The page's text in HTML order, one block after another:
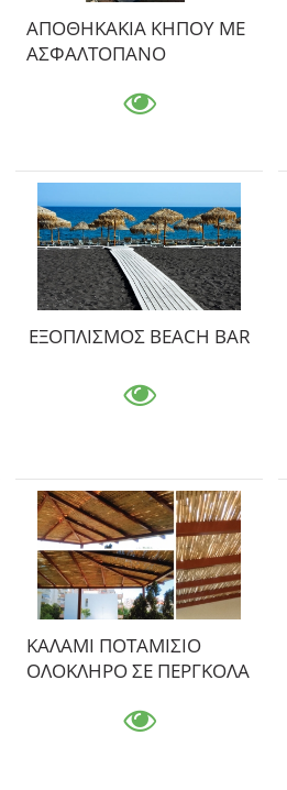
ΑΠΟΘΗΚΑΚΙΑ ΚΗΠΟΥ ΜΕ
ΑΣΦΑΛΤΟΠΑΝΟ
ΕΞΟΠΛΙΣΜΟΣ BEACH BAR
ΚΑΛΑΜΙ ΠΟΤΑΜΙΣΙΟ
ΟΛΟΚΛΗΡΟ ΣΕ ΠΕΡΓΚΟΛΑ